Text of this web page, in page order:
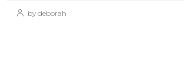
by deborah